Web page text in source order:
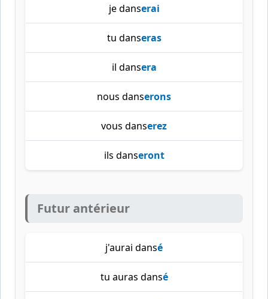
je danserai
tu danseras
il dansera
nous danserons
vous danserez
ils danseront
Futur antérieur
j'aurai dansé
tu auras dansé